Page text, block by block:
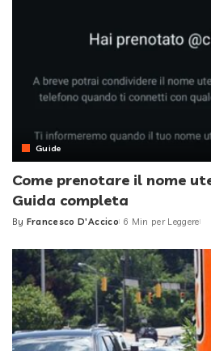
Guide
Come prenotare il nome
Guida completa
Posted
By Francesco D'Accico 6 Min per Leggere